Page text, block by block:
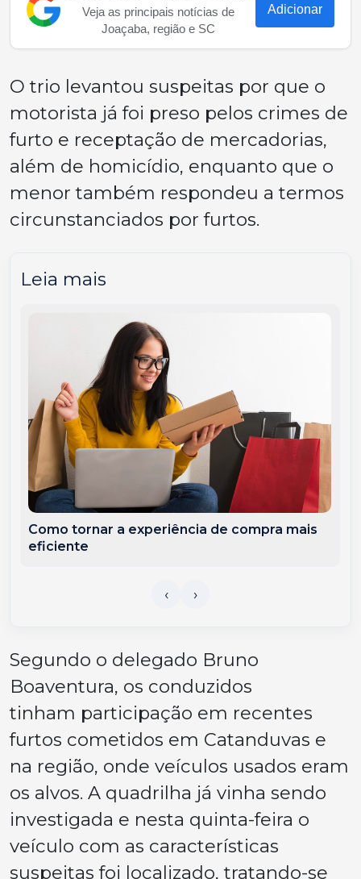
Veja as principais notícias de
Joaçaba, região e SC
Adicionar
O trio levantou suspeitas por que o
motorista já foi preso pelos crimes de
furto e receptação de mercadorias,
além de homicídio, enquanto que o
menor também respondeu a termos
circunstanciados por furtos.
Leia mais
Como tornar a experiência de compra mais
eficiente
Segundo o delegado Bruno
Boaventura, os conduzidos
tinham participação em recentes
furtos cometidos em Catanduvas e
na região, onde veículos usados eram
os alvos. A quadrilha já vinha sendo
investigada e nesta quinta-feira o
veículo com as características
suspeitas foi localizado, tratando-se